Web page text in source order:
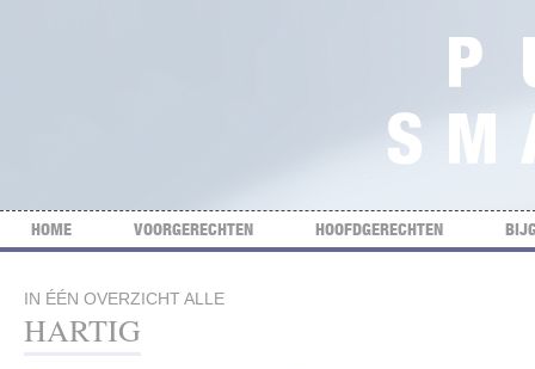
HOME VOORGERECHTEN HOOFDGERECHTEN
IN ÉÉN OVERZICHT ALLE
HARTIG